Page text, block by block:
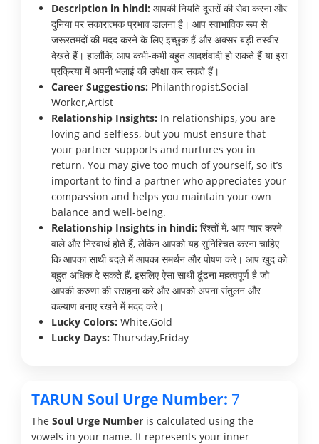
Description in hindi: आपकी नियति दूसरों की सेवा करना और
दुनिया पर सकारात्मक प्रभाव डालना है। आप स्वाभाविक रूप से
जरूरतमंदों की मदद करने के लिए इच्छुक हैं और अक्सर बड़ी तस्वीर
देखते हैं। हालाँकि, आप कभी-कभी बहुत आदर्शवादी हो सकते हैं या इस
प्रक्रिया में अपनी भलाई की उपेक्षा कर सकते हैं।
Career Suggestions: Philanthropist,Social
Worker,Artist
Relationship Insights: In relationships, you are
loving and selfless, but you must ensure that
your partner supports and nurtures you in
return. You may give too much of yourself, so it’s
important to find a partner who appreciates your
compassion and helps you maintain your own
balance and well-being.
Relationship Insights in hindi: रिश्तों में, आप प्यार करने
वाले और निस्वार्थ होते हैं, लेकिन आपको यह सुनिश्चित करना चाहिए
कि आपका साथी बदले में आपका समर्थन और पोषण करे। आप खुद को
बहुत अधिक दे सकते हैं, इसलिए ऐसा साथी ढूंढना महत्वपूर्ण है जो
आपकी करुणा की सराहना करे और आपको अपना संतुलन और
कल्याण बनाए रखने में मदद करे।
Lucky Colors: White,Gold
Lucky Days: Thursday,Friday
TARUN Soul Urge Number: 7
The Soul Urge Number is calculated using the
vowels in your name. It represents your inner